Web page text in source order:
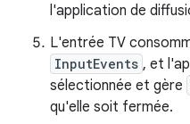
l'application de
L'entrée TV
InputEvents , et
sélectionnée et gère
qu'elle soit fermée.